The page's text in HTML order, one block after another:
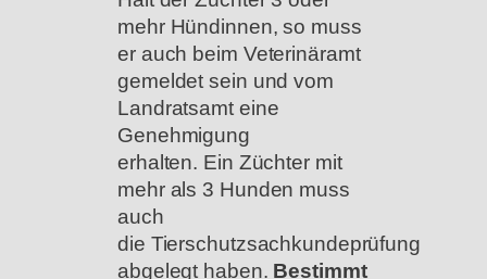
mehr Hündinnen, so muss
er auch beim Veterinäramt
gemeldet sein und vom
Landratsamt eine
Genehmigung
erhalten. Ein Züchter mit
mehr als 3 Hunden muss
auch
die Tierschutzsachkundeprüfung
abgelegt haben. Bestimmt